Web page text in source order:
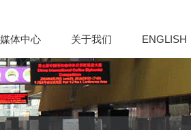
媒体中心 关于我们 ENGLISH